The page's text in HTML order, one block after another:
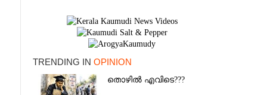
TRENDING IN OPINION
തൊഴിൽ എവിടെ???